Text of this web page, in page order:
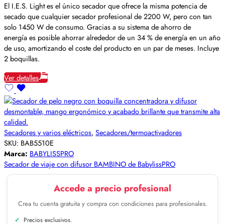
El I.E.S. Light es el único secador que ofrece la misma potencia de
secado que cualquier secador profesional de 2200 W, pero con tan
solo 1450 W de consumo. Gracias a su sistema de ahorro de
energía es posible ahorrar alrededor de un 34 % de energía en un año
de uso, amortizando el coste del producto en un par de meses. Incluye
2 boquillas.
Ver detalles
Secadores y varios eléctricos, Secadores/termoactivadores
SKU: BAB5510E
Marca: BABYLISSPRO
Secador de viaje con difusor BAMBINO de BabylissPRO
Accede a precio profesional
Crea tu cuenta gratuita y compra con condiciones para profesionales.
Precios exclusivos.